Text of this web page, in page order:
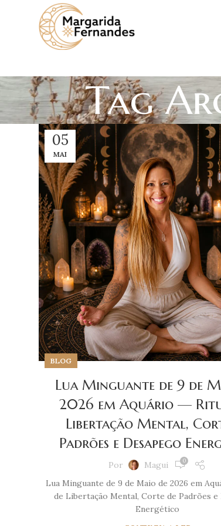
Tag
05
MAI
BLOG
Lua Minguante de 9 de
2026 em Aquário —
Libertação Mental,
Padrões e Desapego
Por Magui 0
Lua Minguante de 9 de Maio de 2026 em
de Libertação Mental, Corte de Padrões e
Energético